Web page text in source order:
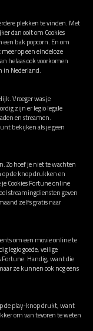
plekken te vinden. Met
dan ooit om Cookies
bak popcorn. En om
op een eindeloze
helaas ook voorkomen
in Nederland.
Vroeger was je
zijn er legio legale
en streamen.
bekijken als je geen
Zo hoef je niet te wachten
op de knop drukken en
Cookies Fortune online
streamingdiensten geven
zelfs gratis naar
om een movie online te
legio goede, veilige
Fortune. Handig, want die
ze kunnen ook nog eens
de play-knop drukt, want
om van tevoren te weten